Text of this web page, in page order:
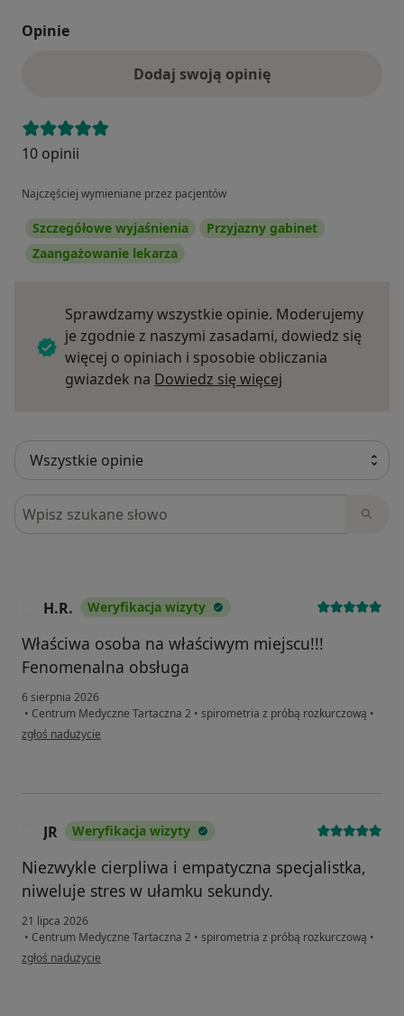
Opinie
Dodaj swoją opinię
10 opinii
Najczęściej wymieniane przez pacjentów
Szczegółowe wyjaśnienia
Przyjazny gabinet
Zaangażowanie lekarza
Sprawdzamy wszystkie opinie. Moderujemy
je zgodnie z naszymi zasadami, dowiedz się
więcej o opiniach i sposobie obliczania
gwiazdek na Dowiedz się więcej
Szukaj w opiniach
H.R. Weryfikacja wizyty
Właściwa osoba na właściwym miejscu!!!
Fenomenalna obsługa
6 sierpnia 2026
• Centrum Medyczne Tartaczna 2 • spirometria z próbą rozkurczową •
w opinii użytkownika H.R.
zgłoś nadużycie
JR Weryfikacja wizyty
Niezwykle cierpliwa i empatyczna specjalistka,
niweluje stres w ułamku sekundy.
21 lipca 2026
• Centrum Medyczne Tartaczna 2 • spirometria z próbą rozkurczową •
w opinii użytkownika JR
zgłoś nadużycie